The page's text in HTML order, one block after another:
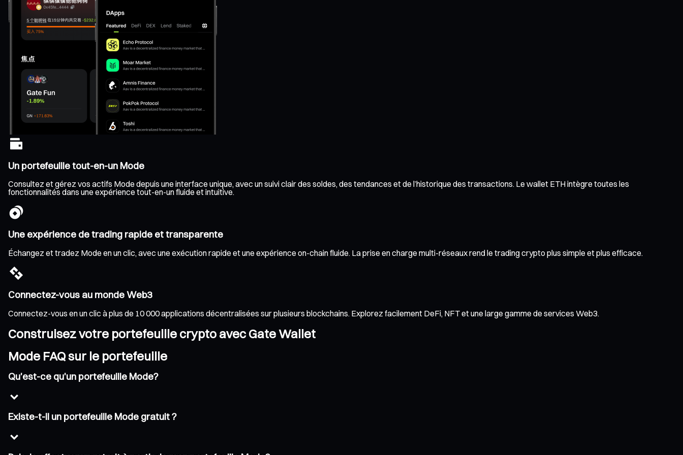
Un portefeuille tout-en-un Mode
Consultez et gérez vos actifs Mode depuis une interface unique, avec un suivi clair des soldes, des tendances et de l’historique des transactions. Le wallet ETH intègre toutes les
fonctionnalités dans une expérience tout-en-un fluide et intuitive.
Une expérience de trading rapide et transparente
Échangez et tradez Mode en un clic, avec une exécution rapide et une expérience on-chain fluide. La prise en charge multi-réseaux rend le trading crypto plus simple et plus efficace.
Connectez-vous au monde Web3
Connectez-vous en un clic à plus de 10 000 applications décentralisées sur plusieurs blockchains. Explorez facilement DeFi, NFT et une large gamme de services Web3.
Construisez votre portefeuille crypto avec Gate Wallet
Mode FAQ sur le portefeuille
Qu'est-ce qu'un portefeuille Mode?
Existe-t-il un portefeuille Mode gratuit ?